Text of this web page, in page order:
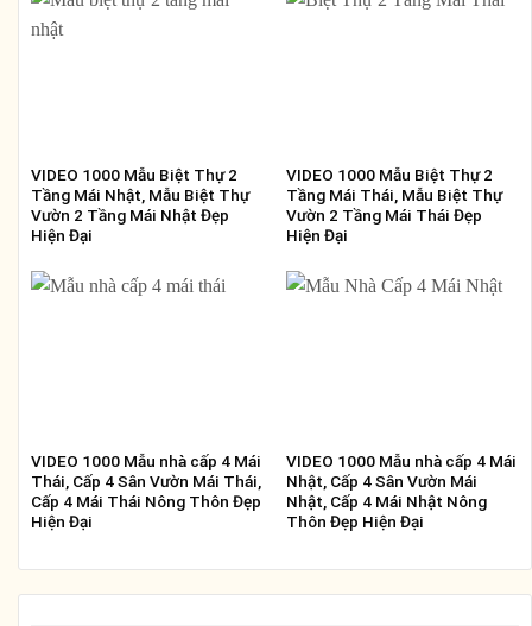
VIDEO 1000 Mẫu Biệt Thự 2
Tầng Mái Nhật, Mẫu Biệt Thự
Vườn 2 Tầng Mái Nhật Đẹp
Hiện Đại
VIDEO 1000 Mẫu Biệt Thự 2
Tầng Mái Thái, Mẫu Biệt Thự
Vườn 2 Tầng Mái Thái Đẹp
Hiện Đại
VIDEO 1000 Mẫu nhà cấp 4 Mái
Thái, Cấp 4 Sân Vườn Mái Thái,
Cấp 4 Mái Thái Nông Thôn Đẹp
Hiện Đại
VIDEO 1000 Mẫu nhà cấp 4 Mái
Nhật, Cấp 4 Sân Vườn Mái
Nhật, Cấp 4 Mái Nhật Nông
Thôn Đẹp Hiện Đại